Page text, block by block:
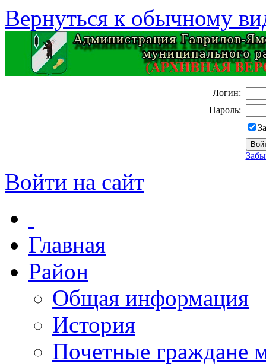
Вернуться к обычному
Логин:
Пароль:
Войти на сайт
Главная
Район
Общая информация
История
Почетные граждане